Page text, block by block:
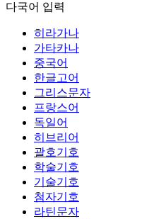
다국어 입력
히라가나
가타카나
중국어
한글고어
그리스문자
프랑스어
독일어
히브리어
괄호기호
학술기호
기술기호
첨자기호
라틴문자